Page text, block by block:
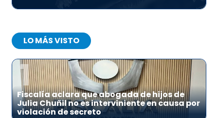
LO MÁS VISTO
1
Fiscalía aclara que abogada de hijos de
Julia Chuñil no es interviniente en causa por
violación de secreto